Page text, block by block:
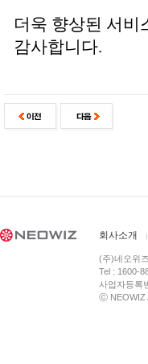
더욱 향상된 서비
감사합니다.
회사소개
(주)네오위
Tel : 1600-
사업자등록
ⓒ NEOWIZ